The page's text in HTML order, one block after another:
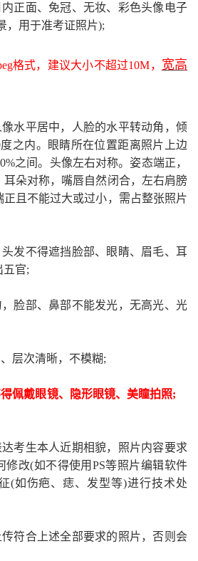
正面、免冠、无妆、彩色头像电子
，用于准考证照片);
格式，建议大小不超过10M， 宽高
水平居中，人脸的水平转动角，倾
之内。眼睛所在位置距离照片上边
之间。头像左右对称。姿态端正，
朵对称，嘴唇自然闭合，左右肩膀
且不能过大或过小，需占整张照片
发不得遮挡脸部、眼睛、眉毛、耳
五官;
脸部、鼻部不能发光，无高光、光
;
、层次清晰，不模糊;
佩戴眼镜、隐形眼镜、美瞳拍照;
考生本人近期相貌，照片内容要求
修改(如不得使用PS等照片编辑软件
(如伤疤、痣、发型等)进行技术处
);
符合上述全部要求的照片，否则会